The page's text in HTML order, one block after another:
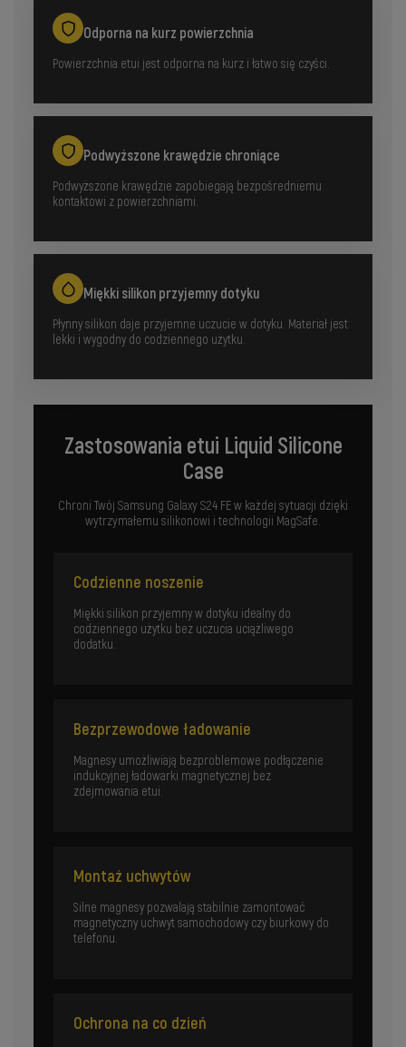
Odporna na kurz powierzchnia
Powierzchnia etui jest odporna na kurz i łatwo się czyści.
Podwyższone krawędzie chroniące
Podwyższone krawędzie zapobiegają bezpośredniemu
kontaktowi z powierzchniami.
Miękki silikon przyjemny dotyku
Płynny silikon daje przyjemne uczucie w dotyku. Materiał jest
lekki i wygodny do codziennego użytku.
Zastosowania etui Liquid Silicone
Case
Chroni Twój Samsung Galaxy S24 FE w każdej sytuacji dzięki
wytrzymałemu silikonowi i technologii MagSafe.
Codzienne noszenie
Miękki silikon przyjemny w dotyku idealny do
codziennego użytku bez uczucia uciążliwego
dodatku.
Bezprzewodowe ładowanie
Magnesy umożliwiają bezproblemowe podłączenie
indukcyjnej ładowarki magnetycznej bez
zdejmowania etui.
Montaż uchwytów
Silne magnesy pozwalają stabilnie zamontować
magnetyczny uchwyt samochodowy czy biurkowy do
telefonu.
Ochrona na co dzień